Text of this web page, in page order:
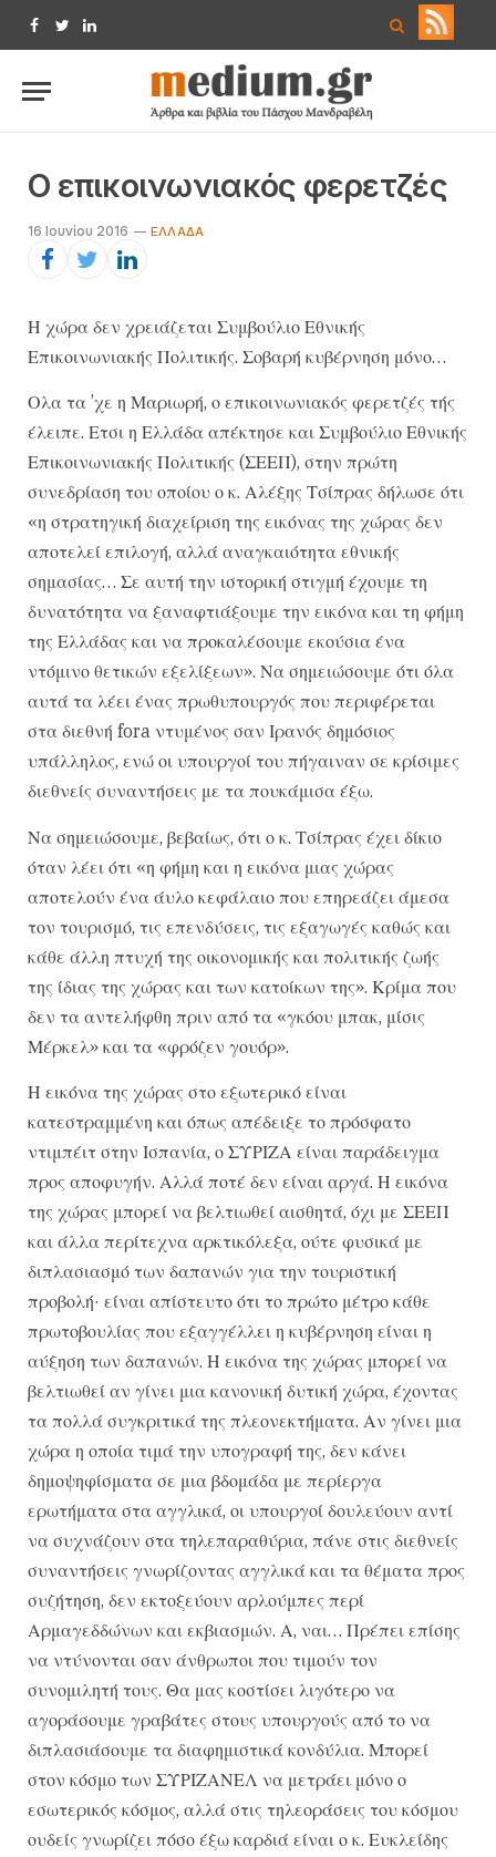
Facebook
TwitterLinkedIn
Ο επικοινωνιακός φερετζές
16 Ιουνίου 2016 ΕΛΛΆΔΑ
Η χώρα δεν χρειάζεται Συμβούλιο Εθνικής
Επικοινωνιακής Πολιτικής. Σοβαρή κυβέρνηση μόνο…
Ολα τα ’χε η Μαριωρή, ο επικοινωνιακός φερετζές τής
έλειπε. Ετσι η Ελλάδα απέκτησε και Συμβούλιο Εθνικής
Επικοινωνιακής Πολιτικής (ΣΕΕΠ), στην πρώτη
συνεδρίαση του οποίου ο κ. Αλέξης Τσίπρας δήλωσε ότι
«η στρατηγική διαχείριση της εικόνας της χώρας δεν
αποτελεί επιλογή, αλλά αναγκαιότητα εθνικής
σημασίας… Σε αυτή την ιστορική στιγμή έχουμε τη
δυνατότητα να ξαναφτιάξουμε την εικόνα και τη φήμη
της Ελλάδας και να προκαλέσουμε εκούσια ένα
ντόμινο θετικών εξελίξεων». Να σημειώσουμε ότι όλα
αυτά τα λέει ένας πρωθυπουργός που περιφέρεται
στα διεθνή fora ντυμένος σαν Ιρανός δημόσιος
υπάλληλος, ενώ οι υπουργοί του πήγαιναν σε κρίσιμες
διεθνείς συναντήσεις με τα πουκάμισα έξω.
Να σημειώσουμε, βεβαίως, ότι ο κ. Τσίπρας έχει δίκιο
όταν λέει ότι «η φήμη και η εικόνα μιας χώρας
αποτελούν ένα άυλο κεφάλαιο που επηρεάζει άμεσα
τον τουρισμό, τις επενδύσεις, τις εξαγωγές καθώς και
κάθε άλλη πτυχή της οικονομικής και πολιτικής ζωής
της ίδιας της χώρας και των κατοίκων της». Κρίμα που
δεν τα αντελήφθη πριν από τα «γκόου μπακ, μίσις
Μέρκελ» και τα «φρόζεν γουόρ».
Η εικόνα της χώρας στο εξωτερικό είναι
κατεστραμμένη και όπως απέδειξε το πρόσφατο
ντιμπέιτ στην Ισπανία, ο ΣΥΡΙΖΑ είναι παράδειγμα
προς αποφυγήν. Αλλά ποτέ δεν είναι αργά. Η εικόνα
της χώρας μπορεί να βελτιωθεί αισθητά, όχι με ΣΕΕΠ
και άλλα περίτεχνα αρκτικόλεξα, ούτε φυσικά με
διπλασιασμό των δαπανών για την τουριστική
προβολή· είναι απίστευτο ότι το πρώτο μέτρο κάθε
πρωτοβουλίας που εξαγγέλλει η κυβέρνηση είναι η
αύξηση των δαπανών. Η εικόνα της χώρας μπορεί να
βελτιωθεί αν γίνει μια κανονική δυτική χώρα, έχοντας
τα πολλά συγκριτικά της πλεονεκτήματα. Αν γίνει μια
χώρα η οποία τιμά την υπογραφή της, δεν κάνει
δημοψηφίσματα σε μια βδομάδα με περίεργα
ερωτήματα στα αγγλικά, οι υπουργοί δουλεύουν αντί
να συχνάζουν στα τηλεπαραθύρια, πάνε στις διεθνείς
συναντήσεις γνωρίζοντας αγγλικά και τα θέματα προς
συζήτηση, δεν εκτοξεύουν αρλούμπες περί
Αρμαγεδδώνων και εκβιασμών. Α, ναι… Πρέπει επίσης
να ντύνονται σαν άνθρωποι που τιμούν τον
συνομιλητή τους. Θα μας κοστίσει λιγότερο να
αγοράσουμε γραβάτες στους υπουργούς από το να
διπλασιάσουμε τα διαφημιστικά κονδύλια. Μπορεί
στον κόσμο των ΣΥΡΙΖΑΝΕΛ να μετράει μόνο ο
εσωτερικός κόσμος, αλλά στις τηλεοράσεις του κόσμου
ουδείς γνωρίζει πόσο έξω καρδιά είναι ο κ. Ευκλείδης